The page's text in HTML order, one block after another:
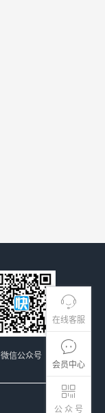
在线客服
会员中心
公 众 号
微信公众号